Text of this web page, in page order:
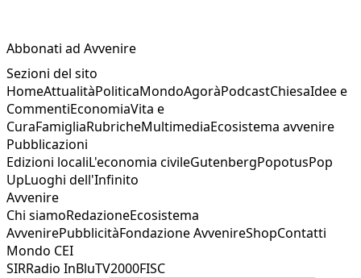
Abbonati ad Avvenire
Sezioni del sito
HomeAttualitàPoliticaMondoAgoràPodcastChiesaIdee e
CommentiEconomiaVita e
CuraFamigliaRubricheMultimediaEcosistema avvenire
Pubblicazioni
Edizioni localiL'economia civileGutenbergPopotusPop
UpLuoghi dell'Infinito
Avvenire
Chi siamoRedazioneEcosistema
AvvenirePubblicitàFondazione AvvenireShopContatti
Mondo CEI
SIRRadio InBluTV2000FISC